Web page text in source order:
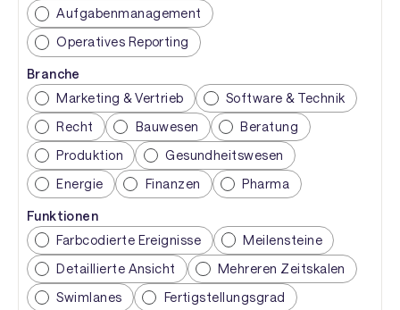
Aufgabenmanagement
Operatives Reporting
Branche
Marketing & Vertrieb
Software & Technik
Recht
Bauwesen
Beratung
Produktion
Gesundheitswesen
Energie
Finanzen Pharma
Funktionen
Farbcodierte Ereignisse
Meilensteine
Detaillierte Ansicht
Mehreren Zeitskalen
Swimlanes
Fertigstellungsgrad